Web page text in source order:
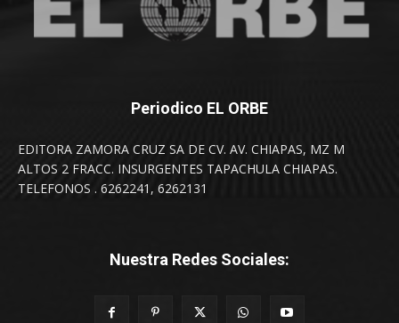
Periodico EL ORBE
EDITORA ZAMORA CRUZ SA DE CV. AV. CHIAPAS, MZ M
ALTOS 2 FRACC. INSURGENTES TAPACHULA CHIAPAS.
TELEFONOS . 6262241, 6262131
Nuestra Redes Sociales: